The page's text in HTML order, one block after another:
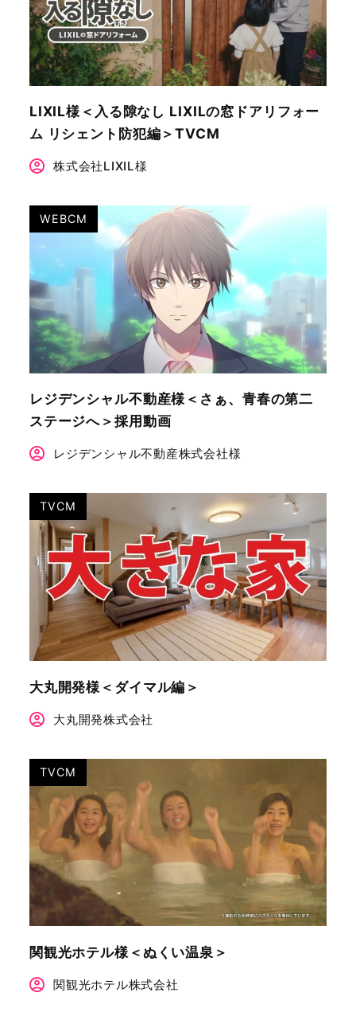
LIXIL様＜入る隙なし LIXILの窓ドアリフォー
ム リシェント防犯編＞TVCM
株式会社LIXIL様
WEBCM
レジデンシャル不動産様＜さぁ、青春の第二
ステージへ＞採用動画
レジデンシャル不動産株式会社様
TVCM
大丸開発様＜ダイマル編＞
大丸開発株式会社
TVCM
関観光ホテル様＜ぬくい温泉＞
関観光ホテル株式会社